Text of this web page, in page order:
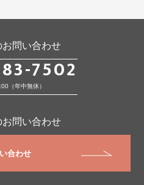
お問い合わせ
7502
（年中無休）
お問い合わせ
合わせ